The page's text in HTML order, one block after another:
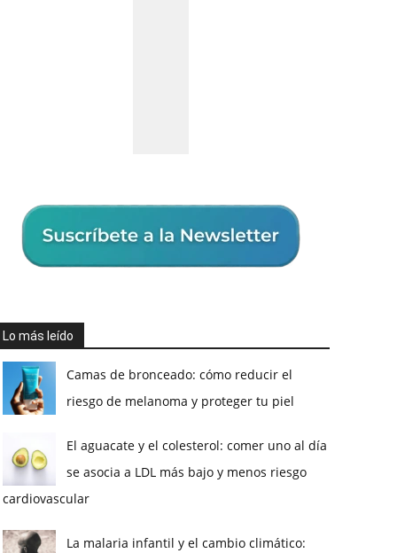
Lo más leído
Camas de bronceado: cómo reducir el
riesgo de melanoma y proteger tu piel
El aguacate y el colesterol: comer uno al día
se asocia a LDL más bajo y menos riesgo
cardiovascular
La malaria infantil y el cambio climático: